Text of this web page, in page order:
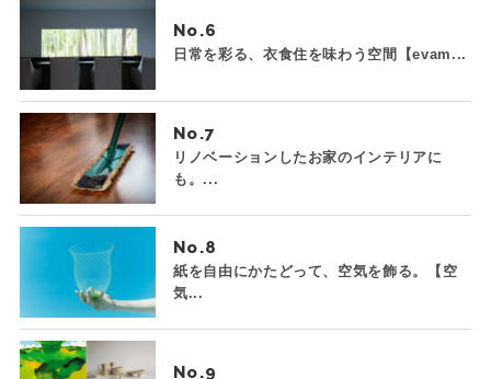
No.
日常を彩る、衣食住を味わう空間【evam...
No.
リノベーションしたお家のインテリアに
も。...
No.
紙を自由にかたどって、空気を飾る。【空
気...
No.